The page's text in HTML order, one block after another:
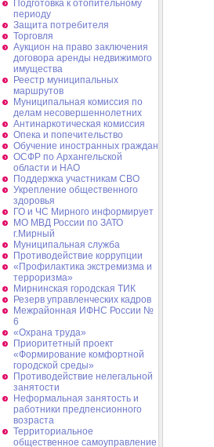
Подготовка к отопительному
периоду
Защита потребителя
Торговля
Аукцион на право заключения
договора аренды недвижимого
имущества
Реестр муниципальных
маршрутов
Муниципальная комиссия по
делам несовершеннолетних
Антинаркотическая комиссия
Опека и попечительство
Обучение иностранных граждан
ОСФР по Архангельской
области и НАО
Поддержка участникам СВО
Укрепление общественного
здоровья
ГО и ЧС Мирного информирует
МО МВД России по ЗАТО
г.Мирный
Муниципальная cлужба
Противодействие коррупции
«Профилактика экстремизма и
терроризма»
Мирнинская городская ТИК
Резерв управленческих кадров
Межрайонная ИФНС России №
6
«Охрана труда»
Приоритетный проект
«Формирование комфортной
городской среды»
Противодействие нелегальной
занятости
Неформальная занятость и
работники предпенсионного
возраста
Территориальное
общественное самоуправление